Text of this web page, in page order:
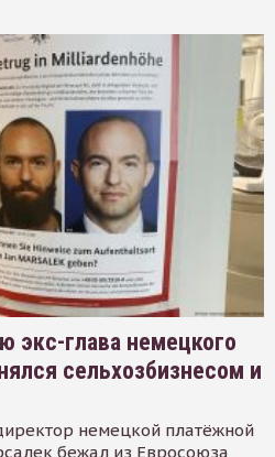
экс-глава немецкого
сельхозбизнесом и
немецкой платёжной
бежал из Евросоюза